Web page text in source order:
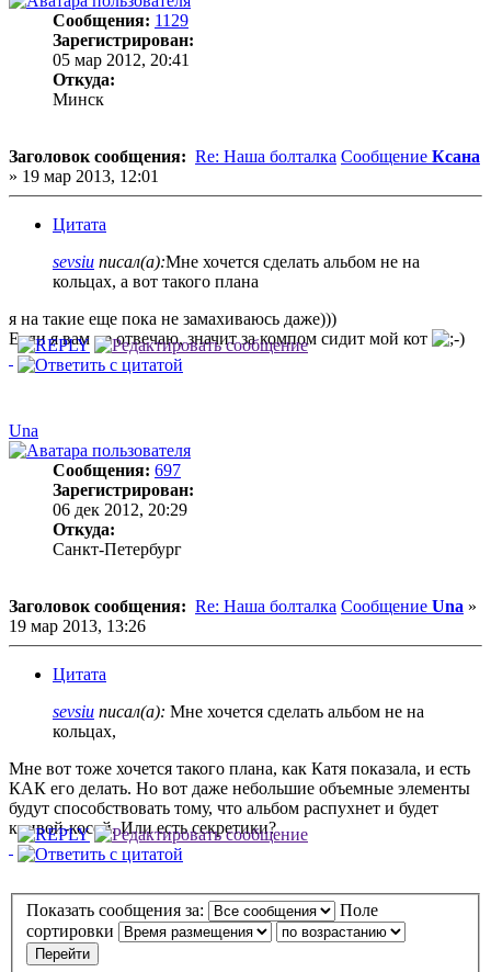
Сообщения: 1129
Зарегистрирован:
05 мар 2012, 20:41
Откуда:
Минск
Заголовок сообщения: Re: Наша болталка Сообщение Ксана
» 19 мар 2013, 12:01
Цитата
sevsiu писал(а):Мне хочется сделать альбом не на
кольцах, а вот такого плана
я на такие еще пока не замахиваюсь даже)))
Если я вам не отвечаю, значит за компом сидит мой кот
Una
Сообщения: 697
Зарегистрирован:
06 дек 2012, 20:29
Откуда:
Санкт-Петербург
Заголовок сообщения: Re: Наша болталка Сообщение Una »
19 мар 2013, 13:26
Цитата
sevsiu писал(а): Мне хочется сделать альбом не на
кольцах,
Мне вот тоже хочется такого плана, как Катя показала, и есть
КАК его делать. Но вот даже небольшие объемные элементы
будут способствовать тому, что альбом распухнет и будет
кривой-косой. Или есть секретики?
Показать сообщения за:
Поле
сортировки